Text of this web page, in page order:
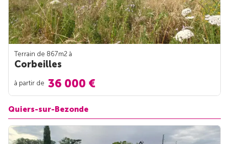
Terrain de 867m2 à
Corbeilles
à partir de 36 000 €
Quiers-sur-Bezonde